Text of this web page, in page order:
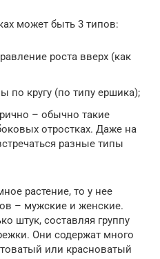
может быть 3 типов:
роста вверх (как
по кругу (по типу ершика);
– обычно такие
отростках. Даже на
разные типы
растение, то у нее
– мужские и женские.
штук, составляя группу
Они содержат много
или красноватый